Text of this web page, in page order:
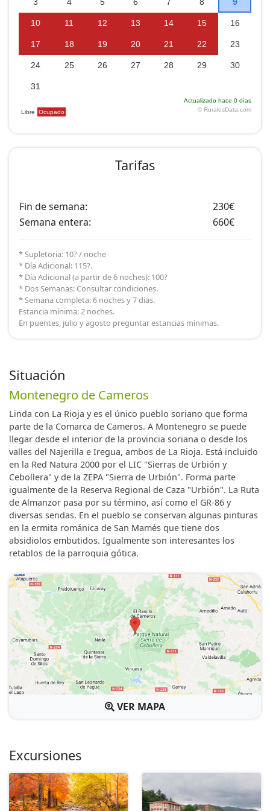
Situación
Montenegro de Cameros
Linda con La Rioja y es el único pueblo soriano que forma
parte de la Comarca de Cameros. A Montenegro se puede
llegar desde el interior de la provincia soriana o desde los
valles del Najerilla e Iregua, ambos de La Rioja. Está incluido
en la Red Natura 2000 por el LIC "Sierras de Urbión y
Cebollera" y de la ZEPA "Sierra de Urbión". Forma parte
igualmente de la Reserva Regional de Caza "Urbión". La Ruta
de Almanzor pasa por su término, así como el GR-86 y
diversas sendas. En el pueblo se conservan algunas pinturas
en la ermita románica de San Mamés que tiene dos
absidiolos embutidos. Igualmente son interesantes los
retablos de la parroquia gótica.
VER MAPA
Excursiones
Tarifas
Fin de semana:
230€
Semana entera:
660€
* Supletoria: 10? / noche
* Día Adicional: 115?.
* Día Adicional (a partir de 6 noches): 100?
* Dos Semanas: Consultar condiciones.
* Semana completa: 6 noches y 7 días.
Estancia mínima: 2 noches.
En puentes, julio y agosto preguntar estancias mínimas.